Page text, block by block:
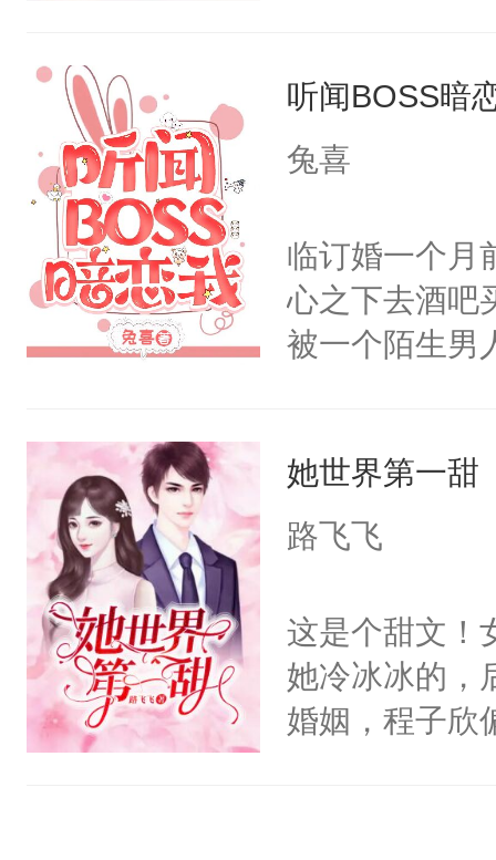
眼中、心中
听闻BOSS暗
兔喜
临订婚一个月
心之下去酒吧
被一个陌生男
临近过年，家
只好在相亲软
面，为了给人
番。结果到了
象没等到，却
学校友会上，
她世界第一甜
路飞飞
这是个甜文！
她冷冰冰的，
婚姻，程子欣